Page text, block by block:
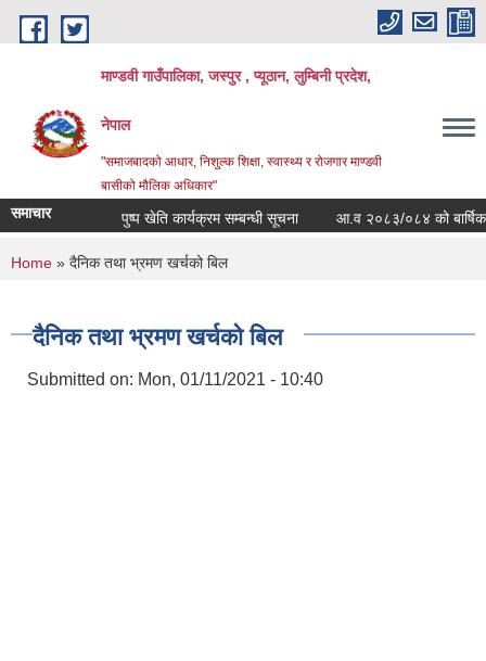
Skip to main content
माण्डवी गाउँपालिका, जस्पुर , प्यूठान, लुम्बिनी प्रदेश,
नेपाल
"समाजबादको आधार, निशुल्क शिक्षा, स्वास्थ्य र रोजगार माण्डवी
बासीको मौलिक अधिकार"
समाचार पुष्प खेति कार्यक्रम सम्बन्धी सूचना आ.व २०८३/०८४ को बार्षिक
You are here
Home » दैनिक तथा भ्रमण खर्चको बिल
दैनिक तथा भ्रमण खर्चको बिल
Submitted on: Mon, 01/11/2021 - 10:40